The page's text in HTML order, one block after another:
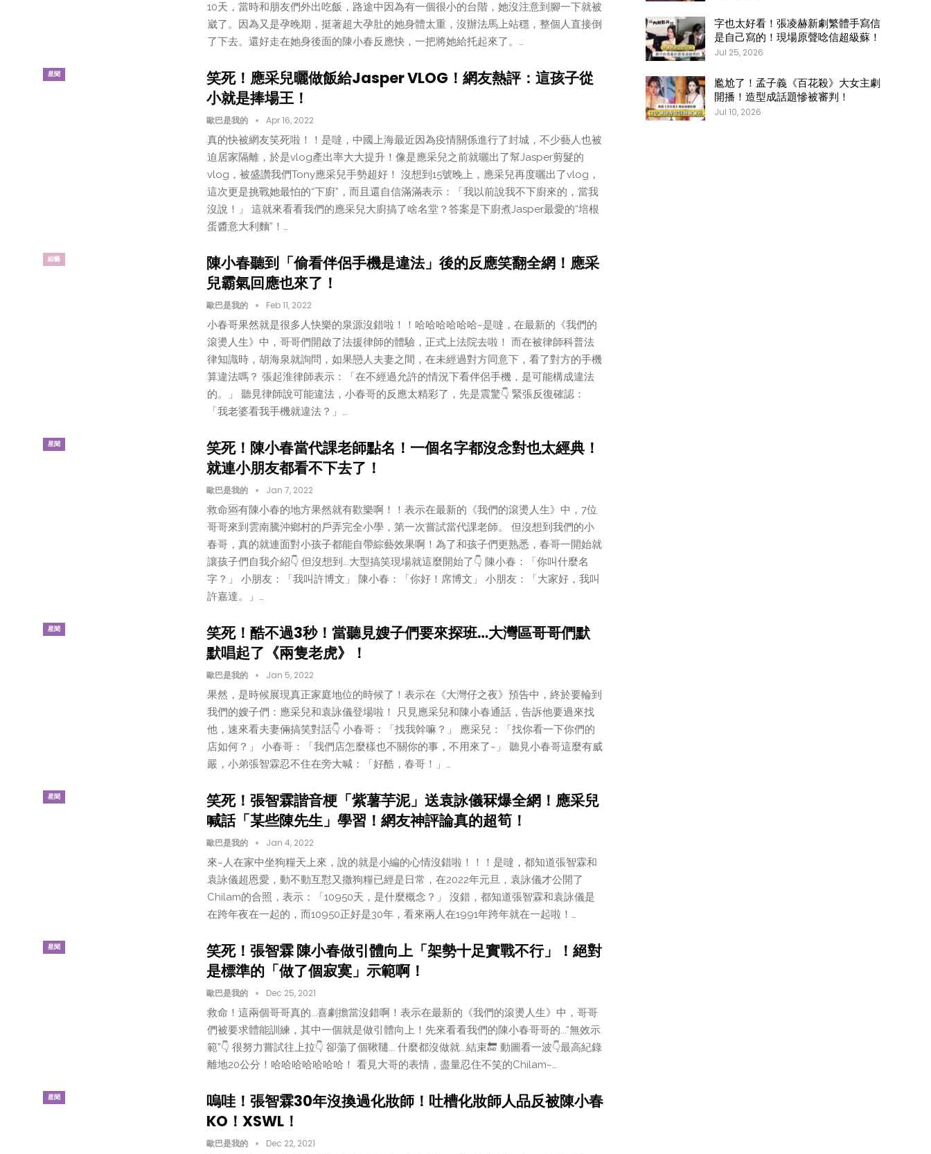
10天，當時和朋友們外出吃飯，路途中因為有一個很小的台階，她沒注意到腳一下就被
崴了。因為又是孕晚期，挺著超大孕肚的她身體太重，沒辦法馬上站穩，整個人直接倒
了下去。還好走在她身後面的陳小春反應快，一把將她給托起來了。…
星聞
笑死！應采兒曬做飯給Jasper VLOG！網友熱評：這孩子從
小就是捧場王！
歐巴是我的 Apr 16, 2022
真的快被網友笑死啦！！是噠，中國上海最近因為疫情關係進行了封城，不少藝人也被
迫居家隔離，於是vlog產出率大大提升！像是應采兒之前就曬出了幫Jasper剪髮的
vlog，被盛讚我們Tony應采兒手勢超好！ 沒想到15號晚上，應采兒再度曬出了vlog，
這次更是挑戰她最怕的“下廚”，而且還自信滿滿表示：「我以前說我不下廚來的，當我
沒說！」 這就來看看我們的應采兒大廚搞了啥名堂？答案是下廚煮Jasper最愛的“培根
蛋醬意大利麵”！…
綜藝
陳小春聽到「偷看伴侶手機是違法」後的反應笑翻全網！應采
兒霸氣回應也來了！
歐巴是我的 Feb 11, 2022
小春哥果然就是很多人快樂的泉源沒錯啦！！哈哈哈哈哈哈~是噠，在最新的《我們的
滾燙人生》中，哥哥們開啟了法援律師的體驗，正式上法院去啦！ 而在被律師科普法
律知識時，胡海泉就詢問，如果戀人夫妻之間，在未經過對方同意下，看了對方的手機
算違法嗎？ 張起淮律師表示：「在不經過允許的情況下看伴侶手機，是可能構成違法
的。」 聽見律師說可能違法，小春哥的反應太精彩了，先是震驚👇 緊張反復確認：
「我老婆看我手機就違法？」…
星聞
笑死！陳小春當代課老師點名！一個名字都沒念對也太經典！
就連小朋友都看不下去了！
歐巴是我的 Jan 7, 2022
救命🆘有陳小春的地方果然就有歡樂啊！！表示在最新的《我們的滾燙人生》中，7位
哥哥來到雲南騰沖鄉村的戶弄完全小學，第一次嘗試當代課老師。 但沒想到我們的小
春哥，真的就連面對小孩子都能自帶綜藝效果啊！為了和孩子們更熟悉，春哥一開始就
讓孩子們自我介紹👇 但沒想到...大型搞笑現場就這麼開始了👇 陳小春：「你叫什麼名
字？」 小朋友：「我叫許博文」 陳小春：「你好！席博文」 小朋友：「大家好，我叫
許嘉達。」…
星聞
笑死！酷不過3秒！當聽見嫂子們要來探班…大灣區哥哥們默
默唱起了《兩隻老虎》！
歐巴是我的 Jan 5, 2022
果然，是時候展現真正家庭地位的時候了！表示在《大灣仔之夜》預告中，終於要輪到
我們的嫂子們：應采兒和袁詠儀登場啦！ 只見應采兒和陳小春通話，告訴他要過來找
他，速來看夫妻倆搞笑對話👇 小春哥：「找我幹嘛？」 應采兒：「找你看一下你們的
店如何？」 小春哥：「我們店怎麼樣也不關你的事，不用來了~」 聽見小春哥這麼有威
嚴，小弟張智霖忍不住在旁大喊：「好酷，春哥！」…
星聞
笑死！張智霖諧音梗「紫薯芋泥」送袁詠儀冧爆全網！應采兒
喊話「某些陳先生」學習！網友神評論真的超筍！
歐巴是我的 Jan 4, 2022
來~人在家中坐狗糧天上來，說的就是小編的心情沒錯啦！！！是噠，都知道張智霖和
袁詠儀超恩愛，動不動互懟又撒狗糧已經是日常，在2022年元旦，袁詠儀才公開了
Chilam的合照，表示：「10950天，是什麼概念？」 沒錯，都知道張智霖和袁詠儀是
在跨年夜在一起的，而10950正好是30年，看來兩人在1991年跨年就在一起啦！…
星聞
笑死！張智霖 陳小春做引體向上「架勢十足實戰不行」！絕對
是標準的「做了個寂寞」示範啊！
歐巴是我的 Dec 25, 2021
救命！這兩個哥哥真的...喜劇擔當沒錯啊！表示在最新的《我們的滾燙人生》中，哥哥
們被要求體能訓練，其中一個就是做引體向上！先來看看我們的陳小春哥哥的...“無效示
範”👇 很努力嘗試往上拉👇 卻蕩了個鞦韆... 什麼都沒做就...結束🔚 動圖看一波👇最高紀錄
離地20公分！哈哈哈哈哈哈哈！ 看見大哥的表情，盡量忍住不笑的Chilam~…
星聞
嗚哇！張智霖30年沒換過化妝師！吐槽化妝師人品反被陳小春
KO！XSWL！
歐巴是我的 Dec 22, 2021
字也太好看！張凌赫新劇繁體手寫信
是自己寫的！現場原聲唸信超級蘇！
Jul 25, 2026
尷尬了！孟子義《百花殺》大女主劇
開播！造型成話題慘被審判！
Jul 10, 2026